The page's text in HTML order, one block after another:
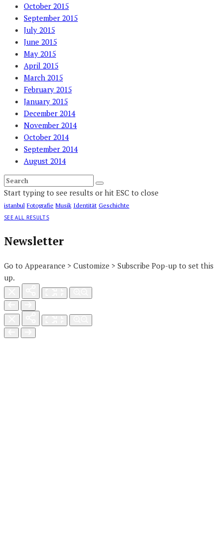
October 2015
September 2015
July 2015
June 2015
May 2015
April 2015
March 2015
February 2015
January 2015
December 2014
November 2014
October 2014
September 2014
August 2014
Start typing to see results or hit ESC to close
istanbul Fotografie Musik Identität Geschichte
SEE ALL RESULTS
Newsletter
Go to Appearance > Customize > Subscribe Pop-up to set this
up.